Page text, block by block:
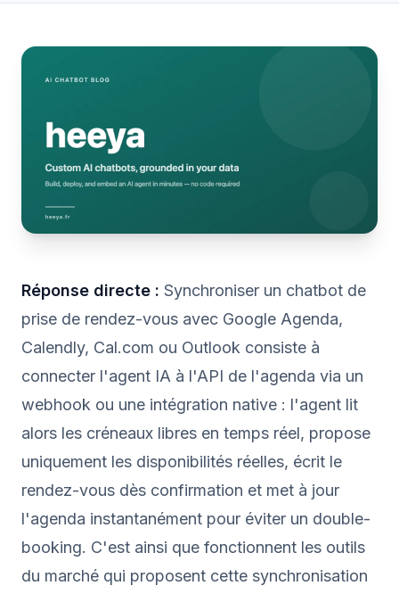
Réponse directe : Synchroniser un chatbot de
prise de rendez-vous avec Google Agenda,
Calendly, Cal.com ou Outlook consiste à
connecter l'agent IA à l'API de l'agenda via un
webhook ou une intégration native : l'agent lit
alors les créneaux libres en temps réel, propose
uniquement les disponibilités réelles, écrit le
rendez-vous dès confirmation et met à jour
l'agenda instantanément pour éviter un double-
booking. C'est ainsi que fonctionnent les outils
du marché qui proposent cette synchronisation